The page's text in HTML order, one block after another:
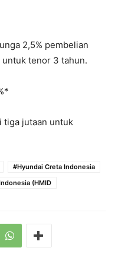
2,5% pembelian
untuk tenor 3 tahun.
tiga jutaan untuk
#Hyundai Creta Indonesia
(HMID